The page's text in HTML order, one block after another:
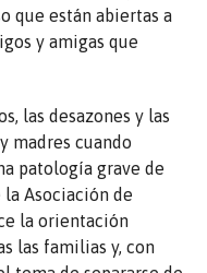
que están abiertas a
y amigas que
las desazones y las
madres cuando
patología grave de
Asociación de
la orientación
las familias y, con